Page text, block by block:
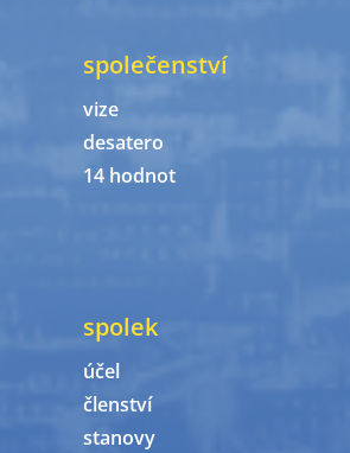
společenství
vize
desatero
14 hodnot
spolek
účel
členství
stanovy